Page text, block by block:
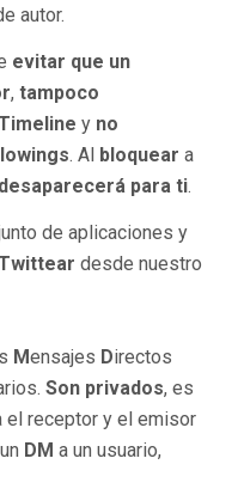
autor.
evitar que un
, tampoco
y no
. Al bloquear a
desaparecerá para ti.
de aplicaciones y
desde nuestro
Mensajes Directos
Son privados, es
el receptor y el emisor
DM a un usuario,